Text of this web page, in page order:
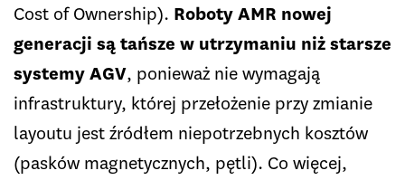
Cost of Ownership). Roboty AMR nowej
generacji są tańsze w utrzymaniu niż starsze
systemy AGV, ponieważ nie wymagają
infrastruktury, której przełożenie przy zmianie
layoutu jest źródłem niepotrzebnych kosztów
(pasków magnetycznych, pętli). Co więcej,